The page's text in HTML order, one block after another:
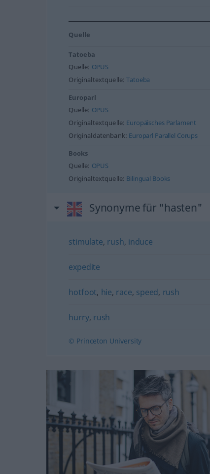
Quelle
Tatoeba
Quelle: OPUS
Originaltextquelle:Tatoeba
Europarl
Quelle: OPUS
Originaltextquelle: Europäisches Parlament
Originaldatenbank: Europarl Parallel Corups
Books
Quelle: OPUS
Originaltextquelle: Bilingual Books
Synonyme für "hasten"
stimulate, rush, induce
expedite
hotfoot, hie, race, speed, rush
hurry, rush
© Princeton University